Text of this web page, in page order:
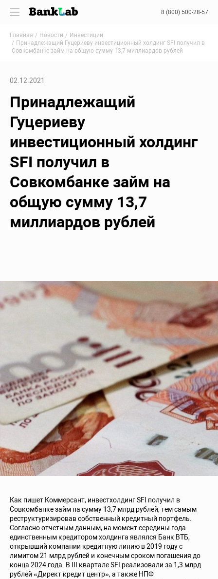
8 (800) 500-28-57
Главная Новости
Инвестиции
Принадлежащий Гуцериеву инвестиционный холдинг SFI получил в
Совкомбанке займ на общую сумму 13,7 миллиардов рублей
02.12.2021
Принадлежащий
Гуцериеву
инвестиционный холдинг
SFI получил в
Совкомбанке займ на
общую сумму 13,7
миллиардов рублей
Как пишет Коммерсант, инвестхолдинг SFI получил в
Совкомбанке займ на сумму 13,7 млрд рублей, тем самым
реструктуризировав собственный кредитный портфель.
Согласно отчетным данным, на момент середины года
единственным кредитором холдинга являлся Банк ВТБ,
открывший компании кредитную линию в 2019 году с
лимитом 21 млрд рублей и конечным сроком погашения до
конца 2024 года. В III квартале SFI реализовали за 1,3 млрд
рублей «Директ кредит центр», а также НПФ